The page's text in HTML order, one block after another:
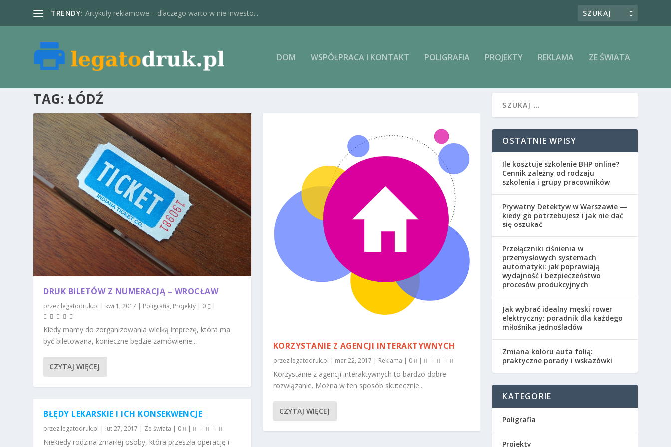
TRENDY: Artykuły reklamowe – dlaczego warto w nie inwesto...
DOM WSPÓŁPRACA I KONTAKT POLIGRAFIA PROJEKTY REKLAMA ZE ŚWIATA
TAG: ŁÓDŹ
DRUK BILETÓW Z NUMERACJĄ – WROCŁAW
przez legatodruk.pl | kwi 1, 2017 | Poligrafia, Projekty | 0 |
Kiedy mamy do zorganizowania wielką imprezę, która ma
być biletowana, konieczne będzie zamówienie...
CZYTAJ WIĘCEJ
BŁĘDY LEKARSKIE I ICH KONSEKWENCJE
przez legatodruk.pl | lut 27, 2017 | Ze świata | 0 |
Niekiedy rodzina zmarłej osoby, która przeszła operację i
KORZYSTANIE Z AGENCJI INTERAKTYWNYCH
przez legatodruk.pl | mar 22, 2017 | Reklama | 0 |
Korzystanie z agencji interaktywnych to bardzo dobre
rozwiązanie. Można w ten sposób skutecznie...
CZYTAJ WIĘCEJ
OSTATNIE WPISY
Ile kosztuje szkolenie BHP online?
Cennik zależny od rodzaju
szkolenia i grupy pracowników
Prywatny Detektyw w Warszawie —
kiedy go potrzebujesz i jak nie dać
się oszukać
Przełączniki ciśnienia w
przemysłowych systemach
automatyki: jak poprawiają
wydajność i bezpieczeństwo
procesów produkcyjnych
Jak wybrać idealny męski rower
elektryczny: poradnik dla każdego
miłośnika jednośladów
Zmiana koloru auta folią:
praktyczne porady i wskazówki
KATEGORIE
Poligrafia
Projekty